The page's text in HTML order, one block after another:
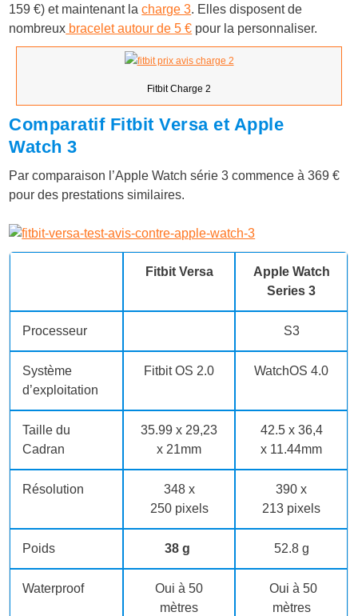
159 €) et maintenant lacharge 3. Elles disposent de
nombreux bracelet autour de 5 € pour la personnaliser.
Fitbit Charge 2
Comparatif Fitbit Versa et Apple
Watch 3
Par comparaison l’Apple Watch série 3 commence à 369 €
pour des prestations similaires.
Fitbit Versa
Apple Watch
Series 3
Processeur S3
Système
d’exploitation
Fitbit OS 2.0 WatchOS 4.0
Taille du
Cadran
35.99 x 29,23
x 21mm
42.5 x 36,4
x 11.44mm
Résolution
348 x
250 pixels
390 x
213 pixels
Poids 38 g 52.8 g
Waterproof
Oui à 50
mètres
Oui à 50
mètres